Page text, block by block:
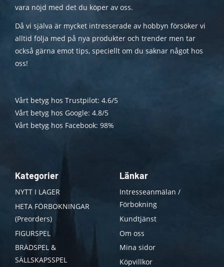
vara nöjd med det du köper av oss.
Då vi själva är mycket intresserade av hobbyn försöker vi
alltid följa med på nya produkter och trender men tar
också gärna emot tips, speciellt om du saknar något hos
oss!
Vårt betyg hos Trustpilot: 4.6/5
Vårt betyg hos Google: 4.8/5
Vårt betyg hos Facebook: 98%
Kategorier
NYTT I LAGER
HETA FÖRBOKNINGAR
(Preorders)
FIGURSPEL
BRÄDSPEL &
SÄLLSKAPSSPEL
Länkar
Intresseanmälan /
Förbokning
Kundtjänst
Om oss
Mina sidor
Köpvillkor